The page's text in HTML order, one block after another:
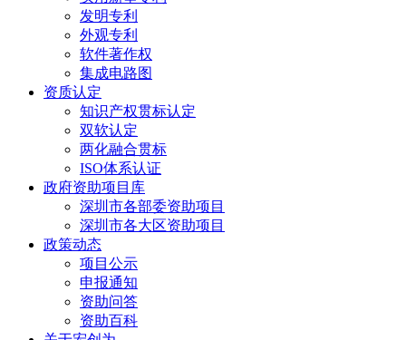
发明专利
外观专利
软件著作权
集成电路图
资质认定
知识产权贯标认定
双软认定
两化融合贯标
ISO体系认证
政府资助项目库
深圳市各部委资助项目
深圳市各大区资助项目
政策动态
项目公示
申报通知
资助问答
资助百科